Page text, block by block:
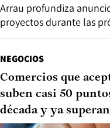
Arrau profundiza
proyectos durante las
NEGOCIOS
Comercios que
suben casi 50
década y ya